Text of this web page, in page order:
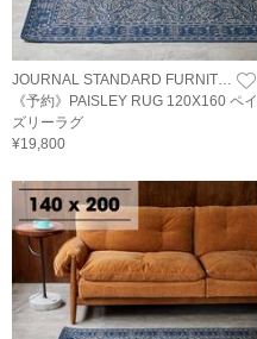
JOURNAL STANDARD FURNITURE
《予約》PAISLEY RUG 120X160 ペイ
ズリーラグ
¥19,800